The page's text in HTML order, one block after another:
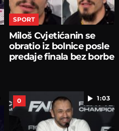
SPORT
Miloš Cvjetićanin se
obratio iz bolnice posle
predaje finala bez borbe
1:03
0